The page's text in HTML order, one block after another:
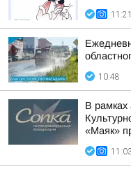
11:21
10:48
В рамках
«Маяк»